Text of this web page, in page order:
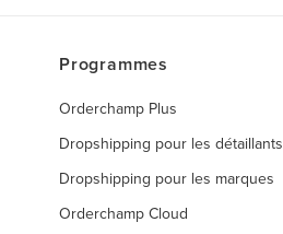
Programmes
Orderchamp Plus
Dropshipping pour les détaillants
Dropshipping pour les marques
Orderchamp Cloud